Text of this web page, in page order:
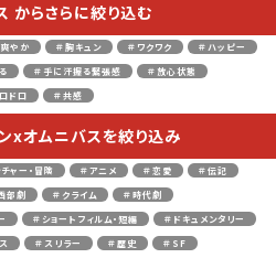
からさらに絞り込む
やか ＃胸キュン ＃ワクワク
＃ハッピー
＃手に汗握る緊張感
＃放心状態
ドロ ＃共感
xオムニバスを絞り込み
ャー・冒険 ＃アニメ ＃恋愛
＃伝記
部劇 ＃クライム
＃時代劇
＃ショートフィルム・短編
＃ドキュメンタリー
＃スリラー ＃歴史
＃SF